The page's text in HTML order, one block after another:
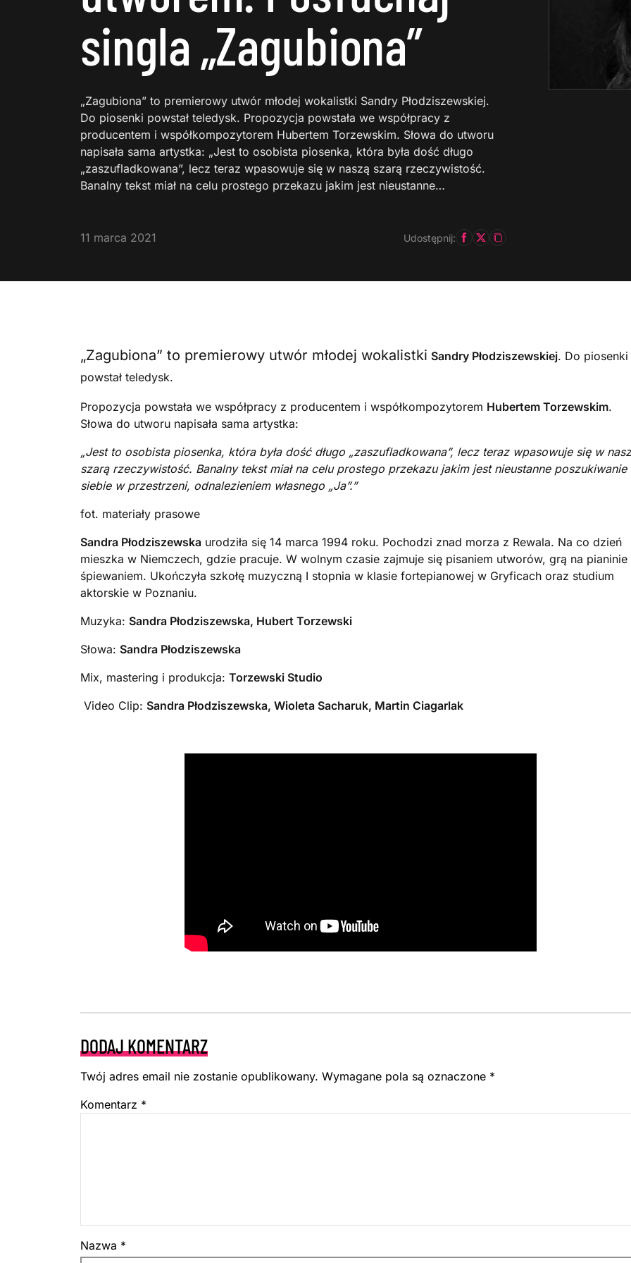
singla „Zagubiona”
„Zagubiona” to premierowy utwór młodej wokalistki Sandry Płodziszewskiej.
Do piosenki powstał teledysk. Propozycja powstała we współpracy z
producentem i współkompozytorem Hubertem Torzewskim. Słowa do utworu
napisała sama artystka: „Jest to osobista piosenka, która była dość długo
„zaszufladkowana”, lecz teraz wpasowuje się w naszą szarą rzeczywistość.
Banalny tekst miał na celu prostego przekazu jakim jest nieustanne…
11 marca 2021 Udostępnij:
„Zagubiona” to premierowy utwór młodej wokalistki Sandry Płodziszewskiej. Do piosenki
powstał teledysk.
Propozycja powstała we współpracy z producentem i współkompozytorem Hubertem Torzewskim.
Słowa do utworu napisała sama artystka:
„Jest to osobista piosenka, która była dość długo „zaszufladkowana”, lecz teraz wpasowuje się w
szarą rzeczywistość. Banalny tekst miał na celu prostego przekazu jakim jest nieustanne poszukiwanie
siebie w przestrzeni, odnalezieniem własnego „Ja”.”
fot. materiały prasowe
Sandra Płodziszewska urodziła się 14 marca 1994 roku. Pochodzi znad morza z Rewala. Na co dzień
mieszka w Niemczech, gdzie pracuje. W wolnym czasie zajmuje się pisaniem utworów, grą na pianinie
śpiewaniem. Ukończyła szkołę muzyczną I stopnia w klasie fortepianowej w Gryficach oraz studium
aktorskie w Poznaniu.
Muzyka: Sandra Płodziszewska, Hubert Torzewski
Słowa: Sandra Płodziszewska
Mix, mastering i produkcja: Torzewski Studio
Video Clip: Sandra Płodziszewska, Wioleta Sacharuk, Martin Ciagarlak
DODAJ KOMENTARZ
Twój adres email nie zostanie opublikowany. Wymagane pola są oznaczone *
Komentarz *
Nazwa *